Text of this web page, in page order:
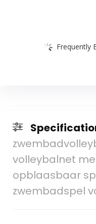
Frequently
volleybalnet
opblaasbaar
zwembadspel